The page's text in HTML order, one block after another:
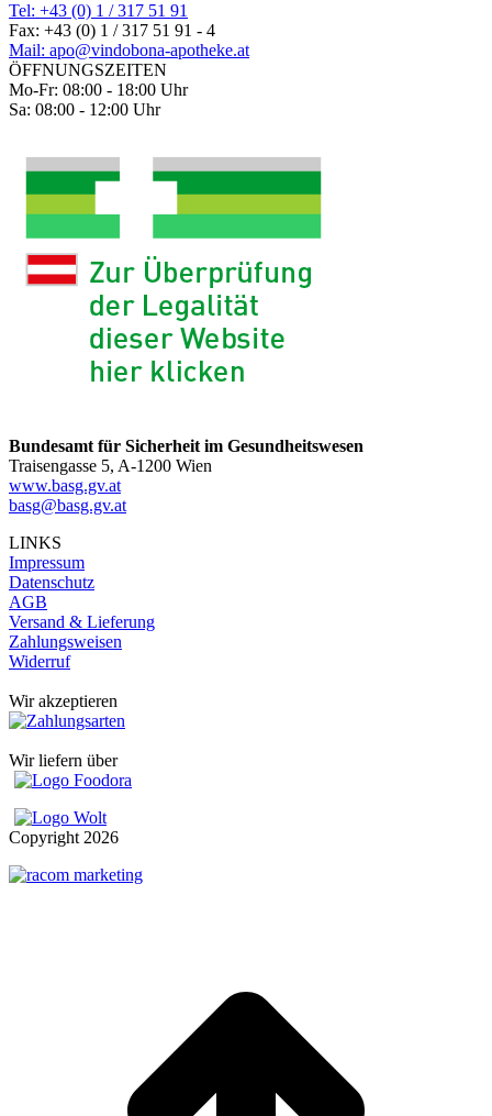
Tel: +43 (0) 1 / 317 51 91
Fax: +43 (0) 1 / 317 51 91 - 4
Mail: apo@vindobona-apotheke.at
ÖFFNUNGSZEITEN
Mo-Fr: 08:00 - 18:00 Uhr
Sa: 08:00 - 12:00 Uhr
Bundesamt für Sicherheit im Gesundheitswesen
Traisengasse 5, A-1200 Wien
www.basg.gv.at
basg@basg.gv.at
LINKS
Impressum
Datenschutz
AGB
Versand & Lieferung
Zahlungsweisen
Widerruf
Wir akzeptieren
Wir liefern über
Copyright 2026